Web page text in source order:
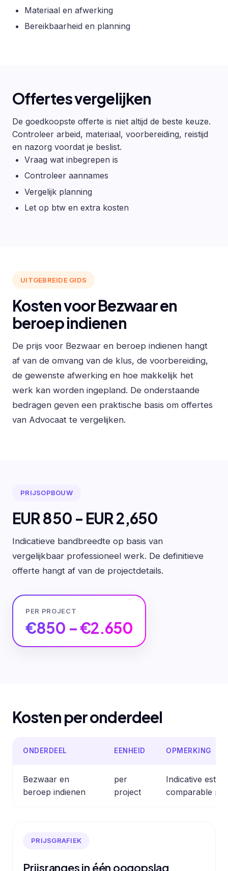
Materiaal en afwerking
Bereikbaarheid en planning
Offertes vergelijken
De goedkoopste offerte is niet altijd de beste keuze.
Controleer arbeid, materiaal, voorbereiding, reistijd
en nazorg voordat je beslist.
Vraag wat inbegrepen is
Controleer aannames
Vergelijk planning
Let op btw en extra kosten
UITGEBREIDE GIDS
Kosten voor Bezwaar en
beroep indienen
De prijs voor Bezwaar en beroep indienen hangt
af van de omvang van de klus, de voorbereiding,
de gewenste afwerking en hoe makkelijk het
werk kan worden ingepland. De onderstaande
bedragen geven een praktische basis om offertes
van Advocaat te vergelijken.
PRIJSOPBOUW
EUR 850 - EUR 2,650
Indicatieve bandbreedte op basis van
vergelijkbaar professioneel werk. De definitieve
offerte hangt af van de projectdetails.
PER PROJECT
€850 – €2.650
Kosten per onderdeel
ONDERDEEL EENHEID OPMERKING
Bezwaar en
beroep indienen
per
project
Indicative
comparable
PRIJSGRAFIEK
Prijsranges in één oogopslag